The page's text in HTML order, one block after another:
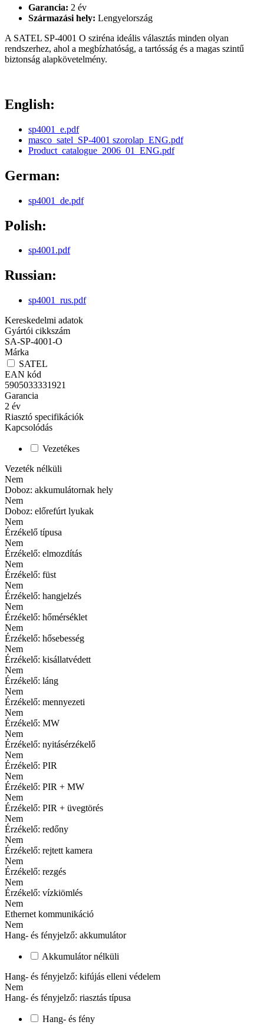
Garancia: 2 év
Származási hely: Lengyelország
A SATEL SP-4001 O sziréna ideális választás minden olyan
rendszerhez, ahol a megbízhatóság, a tartósság és a magas szintű
biztonság alapkövetelmény.
English:
sp4001_e.pdf
masco_satel_SP-4001 szorolap_ENG.pdf
Product_catalogue_2006_01_ENG.pdf
German:
sp4001_de.pdf
Polish:
sp4001.pdf
Russian:
sp4001_rus.pdf
Kereskedelmi adatok
Gyártói cikkszám
SA-SP-4001-O
Márka
SATEL
EAN kód
5905033331921
Garancia
2 év
Riasztó specifikációk
Kapcsolódás
Vezetékes
Vezeték nélküli
Nem
Doboz: akkumulátornak hely
Nem
Doboz: előrefúrt lyukak
Nem
Érzékelő típusa
Nem
Érzékelő: elmozdítás
Nem
Érzékelő: füst
Nem
Érzékelő: hangjelzés
Nem
Érzékelő: hőmérséklet
Nem
Érzékelő: hősebesség
Nem
Érzékelő: kisállatvédett
Nem
Érzékelő: láng
Nem
Érzékelő: mennyezeti
Nem
Érzékelő: MW
Nem
Érzékelő: nyitásérzékelő
Nem
Érzékelő: PIR
Nem
Érzékelő: PIR + MW
Nem
Érzékelő: PIR + üvegtörés
Nem
Érzékelő: redőny
Nem
Érzékelő: rejtett kamera
Nem
Érzékelő: rezgés
Nem
Érzékelő: vízkiömlés
Nem
Ethernet kommunikáció
Nem
Hang- és fényjelző: akkumulátor
Akkumulátor nélküli
Hang- és fényjelző: kifújás elleni védelem
Nem
Hang- és fényjelző: riasztás típusa
Hang- és fény